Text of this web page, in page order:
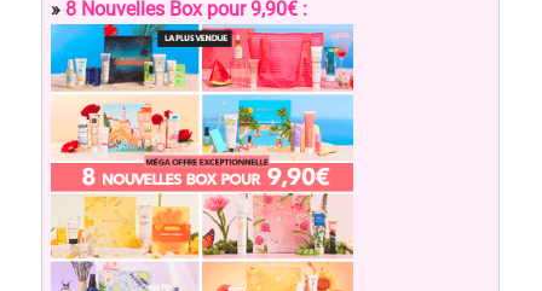
» 8 Nouvelles Box pour 9,90€ :